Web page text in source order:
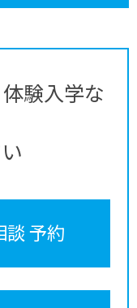
験入学な
談 予約